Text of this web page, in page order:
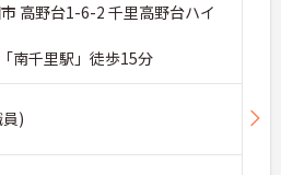
高野台1-6-2 千里高野台ハイ
南千里駅」徒歩15分
)